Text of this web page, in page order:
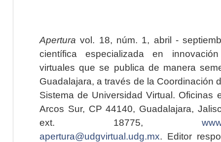
Apertura vol. 18, núm. 1, abril -
científica especializada en
virtuales que se publica de manera
Guadalajara, a través de la Coordinación
Sistema de Universidad Virtual. Oficinas
Arcos Sur, CP 44140, Guadalajara,
ext. 18775,
apertura@udgvirtual.udg.mx. Editor